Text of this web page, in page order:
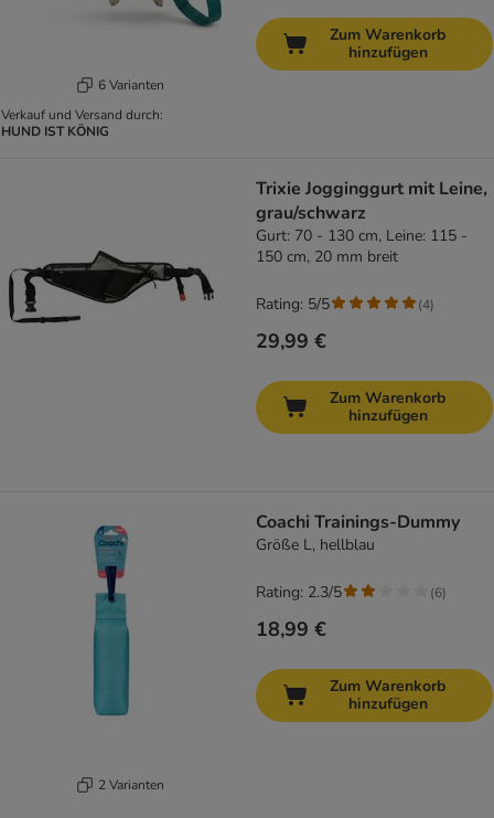
6 Varianten
Verkauf und Versand durch:
HUND IST KÖNIG
Zum Warenkorb
hinzufügen
Trixie Jogginggurt mit Leine,
grau/schwarz
Gurt: 70 - 130 cm, Leine: 115 -
150 cm, 20 mm breit
29,99 €
Rating: 5/5 (4)
Zum Warenkorb
hinzufügen
2 Varianten
Coachi Trainings-Dummy
Größe L, hellblau
18,99 €
Rating: 2.3/5 (6)
Zum Warenkorb
hinzufügen